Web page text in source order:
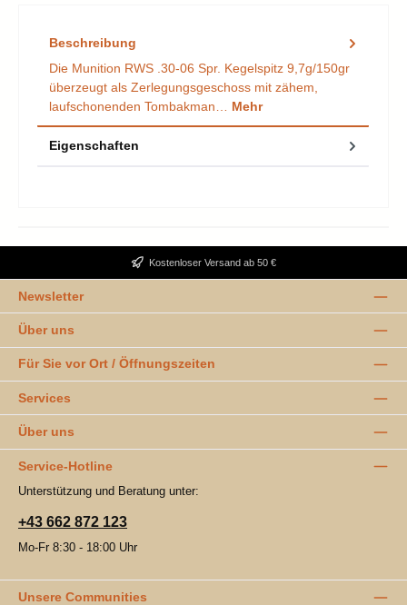
Beschreibung
Die Munition RWS .30-06 Spr. Kegelspitz 9,7g/150gr
überzeugt als Zerlegungsgeschoss mit zähem,
laufschonenden Tombakman… Mehr
Eigenschaften
Kostenloser Versand ab 50 €
Newsletter
Über uns
Für Sie vor Ort / Öffnungszeiten
Services
Über uns
Service-Hotline
Unterstützung und Beratung unter:
+43 662 872 123
Mo-Fr 8:30 - 18:00 Uhr
Unsere Communities